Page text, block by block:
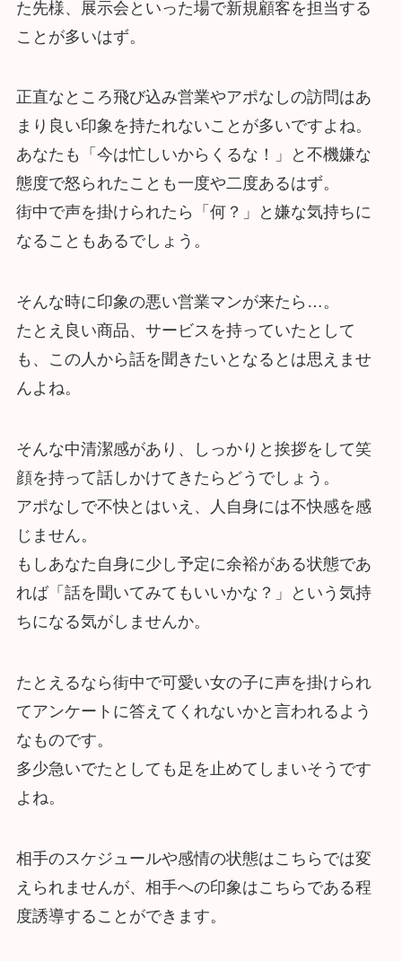
た先様、展示会といった場で新規顧客を担当する
ことが多いはず。
正直なところ飛び込み営業やアポなしの訪問はあ
まり良い印象を持たれないことが多いですよね。
あなたも「今は忙しいからくるな！」と不機嫌な
態度で怒られたことも一度や二度あるはず。
街中で声を掛けられたら「何？」と嫌な気持ちに
なることもあるでしょう。
そんな時に印象の悪い営業マンが来たら…。
たとえ良い商品、サービスを持っていたとして
も、この人から話を聞きたいとなるとは思えませ
んよね。
そんな中清潔感があり、しっかりと挨拶をして笑
顔を持って話しかけてきたらどうでしょう。
アポなしで不快とはいえ、人自身には不快感を感
じません。
もしあなた自身に少し予定に余裕がある状態であ
れば「話を聞いてみてもいいかな？」という気持
ちになる気がしませんか。
たとえるなら街中で可愛い女の子に声を掛けられ
てアンケートに答えてくれないかと言われるよう
なものです。
多少急いでたとしても足を止めてしまいそうです
よね。
相手のスケジュールや感情の状態はこちらでは変
えられませんが、相手への印象はこちらである程
度誘導することができます。